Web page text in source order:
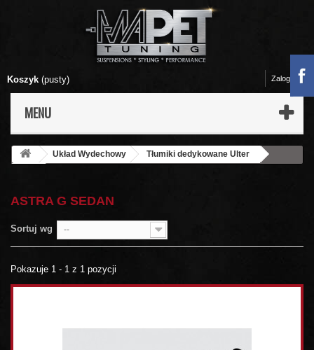
Koszyk (pusty)
MENU
Zaloguj się
Układ Wydechowy
Tłumiki dedykowane Ulter
ASTRA G SEDAN
Sortuj wg --
Pokazuje 1 - 1 z 1 pozycji